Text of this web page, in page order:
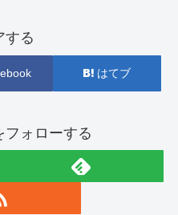
する
はてブ
フォローする